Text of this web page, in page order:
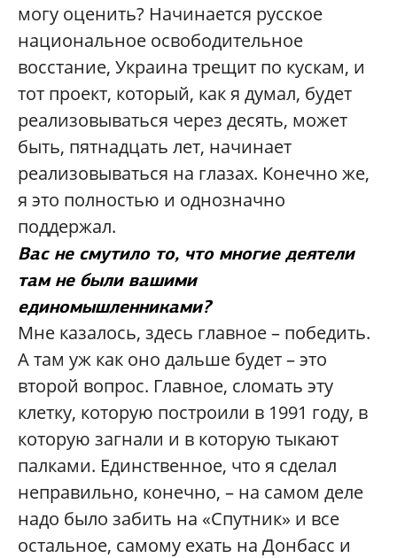
могу оценить? Начинается русское
национальное освободительное
восстание, Украина трещит по кускам, и
тот проект, который, как я думал, будет
реализовываться через десять, может
быть, пятнадцать лет, начинает
реализовываться на глазах. Конечно же,
я это полностью и однозначно
поддержал.
Вас не смутило то, что многие деятели
там не были вашими
единомышленниками?
Мне казалось, здесь главное – победить.
А там уж как оно дальше будет – это
второй вопрос. Главное, сломать эту
клетку, которую построили в 1991 году, в
которую загнали и в которую тыкают
палками. Единственное, что я сделал
неправильно, конечно, – на самом деле
надо было забить на «Спутник» и все
остальное, самому ехать на Донбасс и